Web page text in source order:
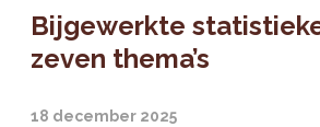
Bijgewerkte
zeven thema’s
18 december 2025